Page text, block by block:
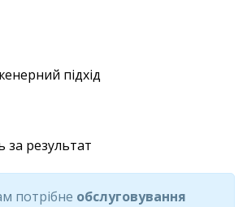
підхід
за результат
потрібне обслуговування